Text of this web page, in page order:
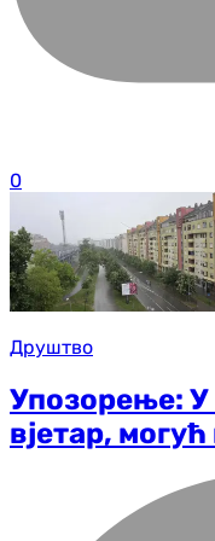
0
Друштво
Упозорење: У
вјетар, могућ